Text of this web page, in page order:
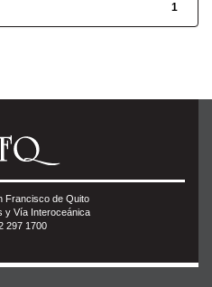
1
Francisco de Quito
y Vía Interoceánica
297 1700